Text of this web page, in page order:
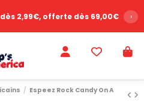
2,99€, offerte dès 69,00€ ›
Espeez Rock Candy On A